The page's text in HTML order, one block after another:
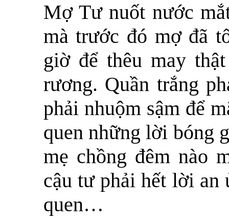
Mợ Tư nuốt nước
mà trước đó mợ đã
giờ để thêu may
rương. Quần trắng
phải nhuộm sậm để
quen những lời bóng
mẹ chồng đêm nào
cậu tư phải hết lời
quen…